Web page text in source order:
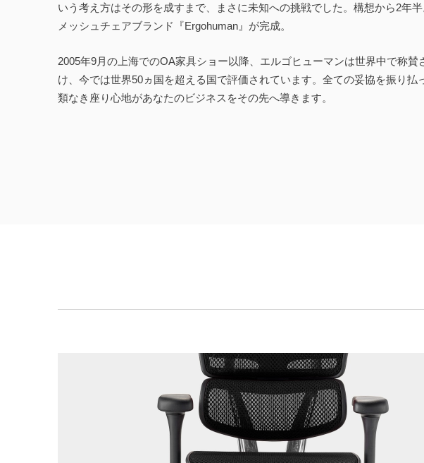
いう考え方はその形を成すまで、まさに未知への挑戦でした。構想から2年
メッシュチェアブランド『Ergohuman』が完成。
2005年9月の上海でのOA家具ショー以降、エルゴヒューマンは世界中で称賛
け、今では世界50ヵ国を超える国で評価されています。全ての妥協を振り払
類なき座り心地があなたのビジネスをその先へ導きます。